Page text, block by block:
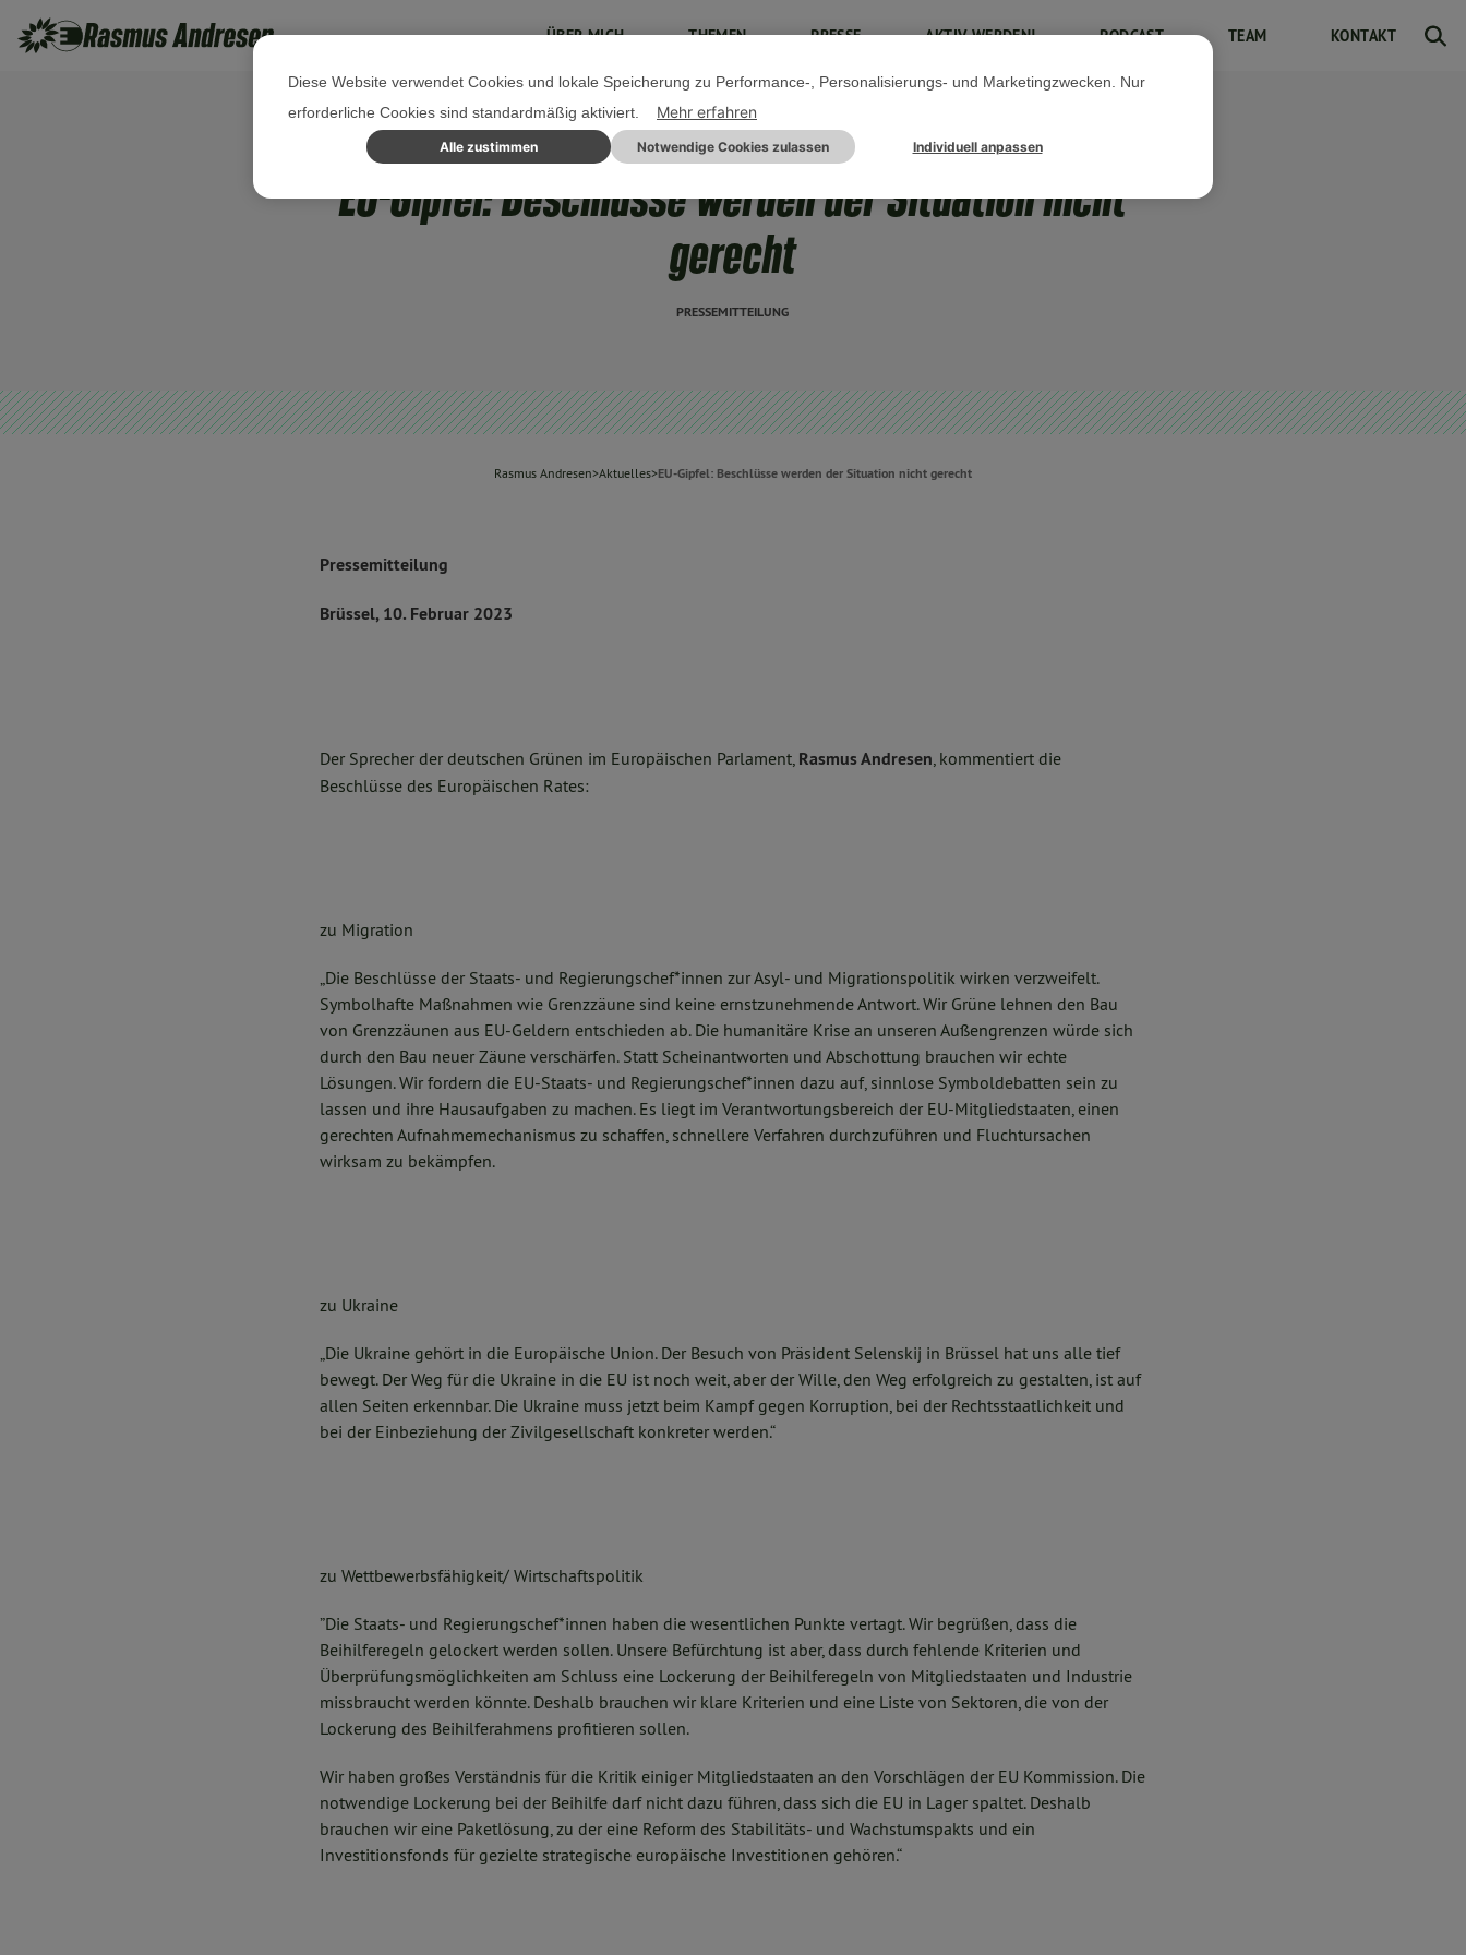
ÜBER MICH THEMEN PRESSE AKTIV WERDEN! PODCAST TEAM KONTAKT
10. FEBRUAR 2023
EU-Gipfel: Beschlüsse werden der Situation nicht
gerecht
PRESSEMITTEILUNG
Rasmus Andresen>Aktuelles>EU-Gipfel: Beschlüsse werden der Situation nicht gerecht
Pressemitteilung
Brüssel, 10. Februar 2023
Der Sprecher der deutschen Grünen im Europäischen Parlament, Rasmus Andresen, kommentiert die
Beschlüsse des Europäischen Rates:
zu Migration
„Die Beschlüsse der Staats- und Regierungschef*innen zur Asyl- und Migrationspolitik wirken verzweifelt.
Symbolhafte Maßnahmen wie Grenzzäune sind keine ernstzunehmende Antwort. Wir Grüne lehnen den Bau
von Grenzzäunen aus EU-Geldern entschieden ab. Die humanitäre Krise an unseren Außengrenzen würde sich
durch den Bau neuer Zäune verschärfen. Statt Scheinantworten und Abschottung brauchen wir echte
Lösungen. Wir fordern die EU-Staats- und Regierungschef*innen dazu auf, sinnlose Symboldebatten sein zu
lassen und ihre Hausaufgaben zu machen. Es liegt im Verantwortungsbereich der EU-Mitgliedstaaten, einen
gerechten Aufnahmemechanismus zu schaffen, schnellere Verfahren durchzuführen und Fluchtursachen
wirksam zu bekämpfen.
zu Ukraine
„Die Ukraine gehört in die Europäische Union. Der Besuch von Präsident Selenskij in Brüssel hat uns alle tief
bewegt. Der Weg für die Ukraine in die EU ist noch weit, aber der Wille, den Weg erfolgreich zu gestalten, ist auf
allen Seiten erkennbar. Die Ukraine muss jetzt beim Kampf gegen Korruption, bei der Rechtsstaatlichkeit und
bei der Einbeziehung der Zivilgesellschaft konkreter werden.“
zu Wettbewerbsfähigkeit/ Wirtschaftspolitik
”Die Staats- und Regierungschef*innen haben die wesentlichen Punkte vertagt. Wir begrüßen, dass die
Beihilferegeln gelockert werden sollen. Unsere Befürchtung ist aber, dass durch fehlende Kriterien und
Überprüfungsmöglichkeiten am Schluss eine Lockerung der Beihilferegeln von Mitgliedstaaten und Industrie
missbraucht werden könnte. Deshalb brauchen wir klare Kriterien und eine Liste von Sektoren, die von der
Lockerung des Beihilferahmens profitieren sollen.
Wir haben großes Verständnis für die Kritik einiger Mitgliedstaaten an den Vorschlägen der EU Kommission. Die
notwendige Lockerung bei der Beihilfe darf nicht dazu führen, dass sich die EU in Lager spaltet. Deshalb
brauchen wir eine Paketlösung, zu der eine Reform des Stabilitäts- und Wachstumspakts und ein
Investitionsfonds für gezielte strategische europäische Investitionen gehören.“
Diese Website verwendet Cookies und lokale Speicherung zu Performance-, Personalisierungs- und Marketingzwecken. Nur
erforderliche Cookies sind standardmäßig aktiviert.
Mehr erfahren
Alle zustimmen Notwendige Cookies zulassen Individuell anpassen